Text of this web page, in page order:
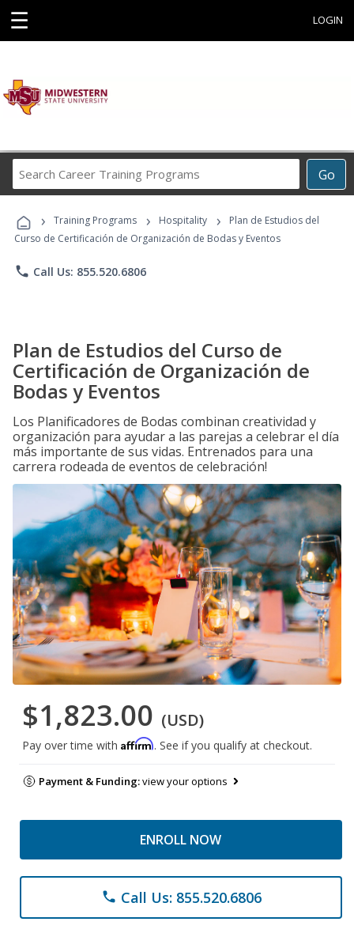
☰ LOGIN
Go
Career
Programs
› Training Programs › Hospitality ›
Plan de Estudios del
Curso de Certificación de Organización de Bodas y Eventos
phone Call Us: 855.520.6806
Plan de Estudios del Curso de
Certificación de Organización de
Bodas y Eventos
Los Planificadores de Bodas combinan creatividad y
organización para ayudar a las parejas a celebrar el día
más importante de sus vidas. Entrenados para una
carrera rodeada de eventos de celebración!
$1,823.00 (USD)
Pay over time with Affirm. See if you qualify at checkout.
Payment & Funding:view your options
ENROLL NOW
phone Call Us: 855.520.6806